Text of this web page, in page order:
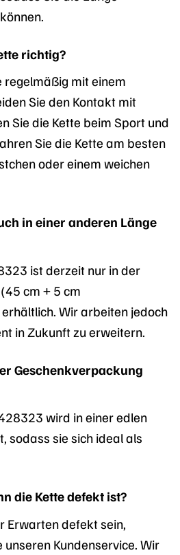
richtig?
regelmäßig mit einem
Sie den Kontakt mit
Sie die Kette beim Sport und
Sie die Kette am besten
oder einem weichen
in einer anderen Länge
ist derzeit nur in der
cm + 5 cm
Wir arbeiten jedoch
in Zukunft zu erweitern.
Geschenkverpackung
wird in einer edlen
sodass sie sich ideal als
die Kette defekt ist?
Erwarten defekt sein,
Kundenservice. Wir